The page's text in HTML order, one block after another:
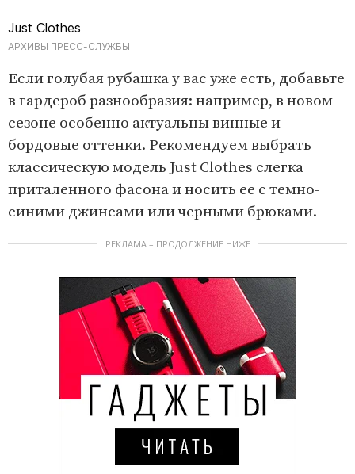
Just Clothes
АРХИВЫ ПРЕСС-СЛУЖБЫ
Если голубая рубашка у вас уже есть, добавьте
в гардероб разнообразия: например, в новом
сезоне особенно актуальны винные и
бордовые оттенки. Рекомендуем выбрать
классическую модель Just Clothes слегка
приталенного фасона и носить ее с темно-
синими джинсами или черными брюками.
РЕКЛАМА – ПРОДОЛЖЕНИЕ НИЖЕ